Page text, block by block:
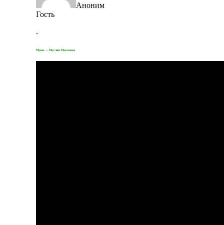
Аноним
Гость
.
Мама — Муслим Магомаев